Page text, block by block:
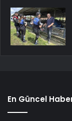
En Güncel